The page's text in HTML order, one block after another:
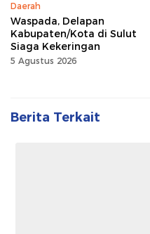
Daerah
Waspada, Delapan
Kabupaten/Kota di Sulut
Siaga Kekeringan
5 Agustus 2026
Berita Terkait